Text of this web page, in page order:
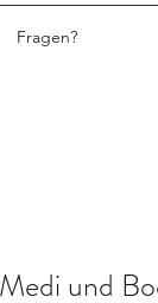
Fragen?
Medi und